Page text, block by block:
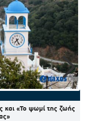
και «Το ψωμί της ζωής